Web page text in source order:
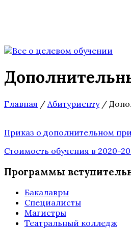
Главная / Абитуриенту/
Приказ о дополнительном
Стоимость обучения в 2020-
Программы
Бакалавры
Специалисты
Магистры
Театральный колледж